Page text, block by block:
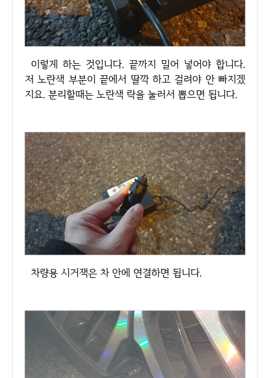
이렇게 하는 것입니다. 끝까지 밀어 넣어야 합니다.
저 노란색 부분이 끝에서 딸깍 하고 걸려야 안 빠지겠
지요. 분리할때는 노란색 락을 눌러서 뽑으면 됩니다.
차량용 시거잭은 차 안에 연결하면 됩니다.